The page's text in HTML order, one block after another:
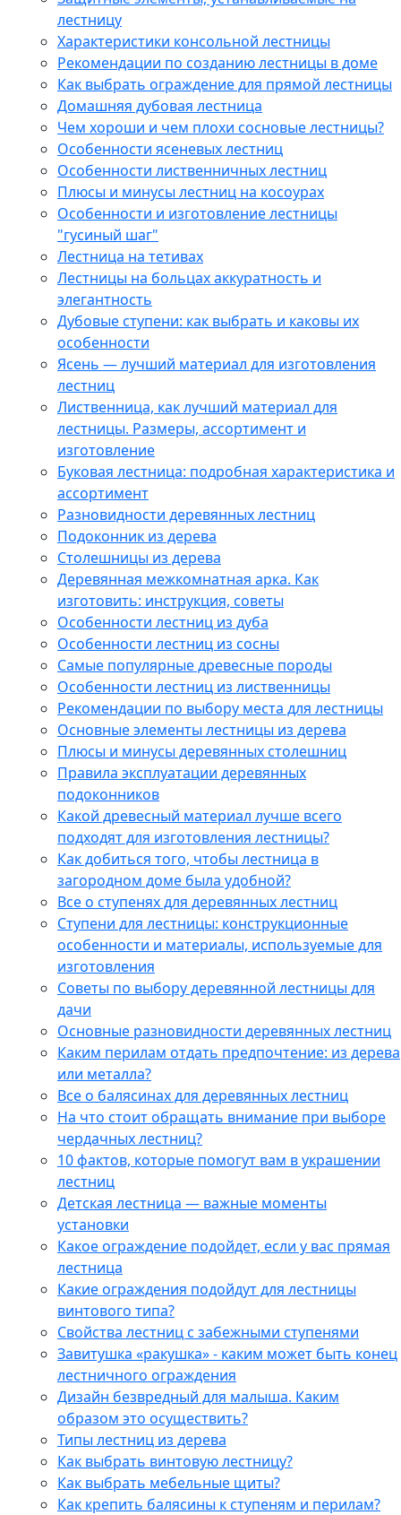
лестницу
Характеристики консольной лестницы
Рекомендации по созданию лестницы в доме
Как выбрать ограждение для прямой лестницы
Домашняя дубовая лестница
Чем хороши и чем плохи сосновые лестницы?
Особенности ясеневых лестниц
Особенности лиственничных лестниц
Плюсы и минусы лестниц на косоурах
Особенности и изготовление лестницы
"гусиный шаг"
Лестница на тетивах
Лестницы на больцах аккуратность и
элегантность
Дубовые ступени: как выбрать и каковы их
особенности
Ясень — лучший материал для изготовления
лестниц
Лиственница, как лучший материал для
лестницы. Размеры, ассортимент и
изготовление
Буковая лестница: подробная характеристика и
ассортимент
Разновидности деревянных лестниц
Подоконник из дерева
Столешницы из дерева
Деревянная межкомнатная арка. Как
изготовить: инструкция, советы
Особенности лестниц из дуба
Особенности лестниц из сосны
Самые популярные древесные породы
Особенности лестниц из лиственницы
Рекомендации по выбору места для лестницы
Основные элементы лестницы из дерева
Плюсы и минусы деревянных столешниц
Правила эксплуатации деревянных
подоконников
Какой древесный материал лучше всего
подходят для изготовления лестницы?
Как добиться того, чтобы лестница в
загородном доме была удобной?
Все о ступенях для деревянных лестниц
Ступени для лестницы: конструкционные
особенности и материалы, используемые для
изготовления
Советы по выбору деревянной лестницы для
дачи
Основные разновидности деревянных лестниц
Каким перилам отдать предпочтение: из дерева
или металла?
Все о балясинах для деревянных лестниц
На что стоит обращать внимание при выборе
чердачных лестниц?
10 фактов, которые помогут вам в украшении
лестниц
Детская лестница — важные моменты
установки
Какое ограждение подойдет, если у вас прямая
лестница
Какие ограждения подойдут для лестницы
винтового типа?
Свойства лестниц с забежными ступенями
Завитушка «ракушка» - каким может быть конец
лестничного ограждения
Дизайн безвредный для малыша. Каким
образом это осуществить?
Типы лестниц из дерева
Как выбрать винтовую лестницу?
Как выбрать мебельные щиты?
Как крепить балясины к ступеням и перилам?